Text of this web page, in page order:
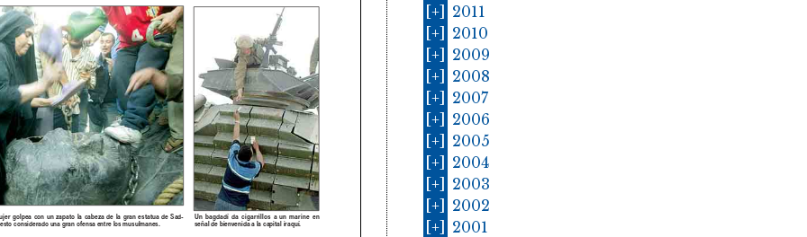
golpea con un zapato la cabeza de la gran estatua de Sad-
considerado una gran ofensa entre los musulmanes.
Un bagdadí da cigarrillos a un marine en
señal de bienvenida a la capital iraquí.
[+] 2011
[+] 2010
[+] 2009
[+] 2008
[+] 2007
[+] 2006
[+] 2005
[+] 2004
[+] 2003
[+] 2002
[+] 2001